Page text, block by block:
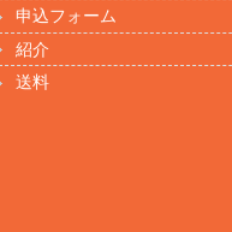
申込フォーム
紹介
送料